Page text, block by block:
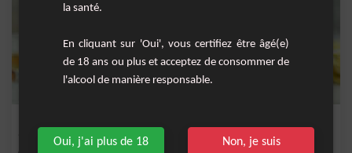
la santé.
En cliquant sur 'Oui', vous certifiez être âgé(e)
de 18 ans ou plus et acceptez de consommer de
l'alcool de manière responsable.
Oui, j'ai plus de 18
Non, je suis